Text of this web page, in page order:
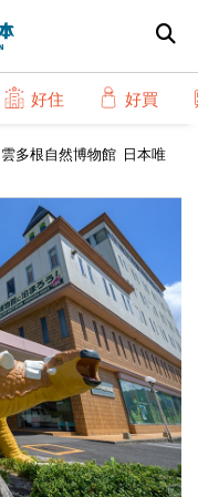
好住 好買
多根自然博物館 日本唯